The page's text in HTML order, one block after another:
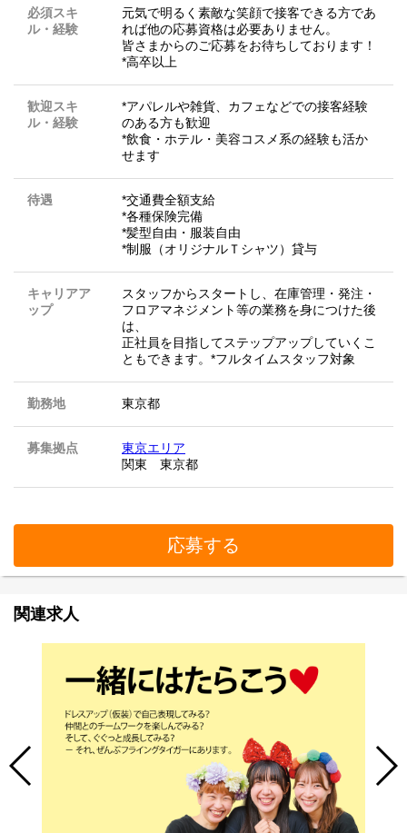
必須スキ
ル・経験
元気で明るく素敵な笑顔で接客できる方であ
れば他の応募資格は必要ありません。
皆さまからのご応募をお待ちしております！
*高卒以上
歓迎スキ
ル・経験
*アパレルや雑貨、カフェなどでの接客経験
のある方も歓迎
*飲食・ホテル・美容コスメ系の経験も活か
せます
待遇
*交通費全額支給
*各種保険完備
*髪型自由・服装自由
*制服（オリジナルＴシャツ）貸与
キャリアア
ップ
スタッフからスタートし、在庫管理・発注・
フロアマネジメント等の業務を身につけた後
は、
正社員を目指してステップアップしていくこ
ともできます。*フルタイムスタッフ対象
勤務地 東京都
募集拠点
東京エリア
関東 東京都
応募する
関連求人